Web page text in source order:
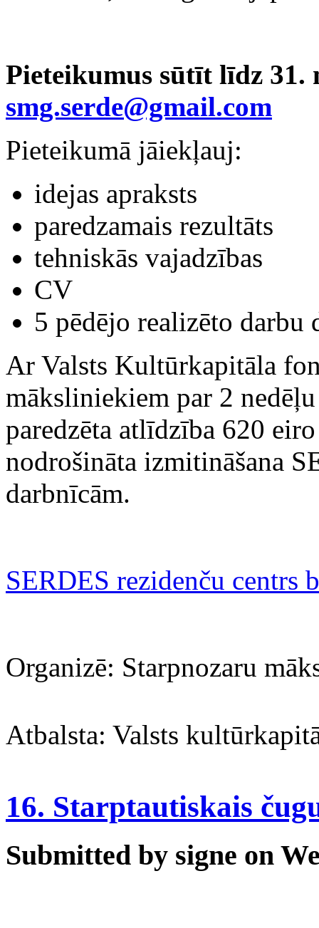
Pieteikumus sūtīt līdz 31.
smg.serde@gmail.com
Pieteikumā jāiekļauj:
idejas apraksts
paredzamais rezultāts
tehniskās vajadzības
CV
5 pēdējo realizēto darbu
Ar Valsts Kultūrkapitāla
māksliniekiem par 2
paredzēta atlīdzība 620
nodrošināta izmitināšana
darbnīcām.
SERDES rezidenču centrs
Organizē: Starpnozaru
Atbalsta: Valsts
16. Starptautiskais
Submitted by signe on